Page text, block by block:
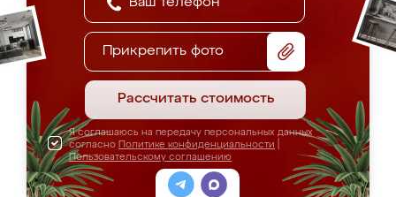
Прикрепить фото
Рассчитать стоимость
Я соглашаюсь на передачу персональных данных
согласно Политике конфиденциальности
Пользовательскому соглашению